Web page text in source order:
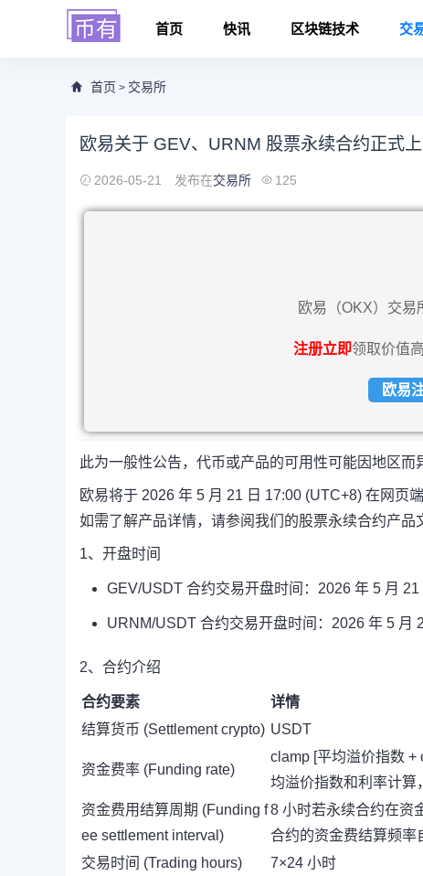
首页 快讯 区块链技术 交
首页 > 交易所
欧易关于 GEV、URNM 股票永续合约正式
2026-05-21 发布在交易所 125
欧易（OKX）交易
注册立即领取价值
欧易
此为一般性公告，代币或产品的可用性可能因地区而
欧易将于 2026 年 5 月 21 日 17:00 (UTC+8) 在网页
如需了解产品详情，请参阅我们的股票永续合约产品
1、开盘时间
GEV/USDT 合约交易开盘时间：2026 年 5 月
URNM/USDT 合约交易开盘时间：2026 年 5 月
2、合约介绍
合约要素
详情
结算货币 (Settlement crypto) USDT
资金费率 (Funding rate)
clamp [平均溢价指数 +
均溢价指数和利率计算
资金费用结算周期 (Funding f
ee settlement interval)
8 小时若永续合约在资
合约的资金费结算频率
交易时间 (Trading hours)
7×24 小时